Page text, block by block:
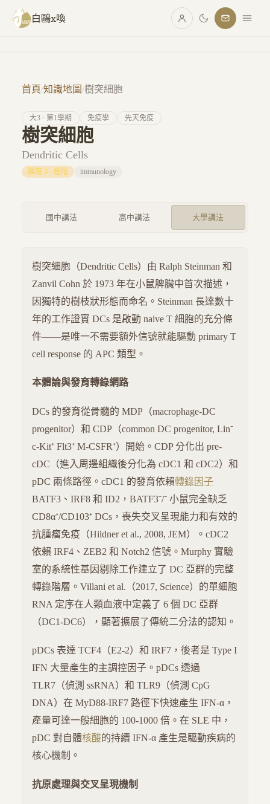
跳至主要內容
白鷗x喚
首頁/知識地圖/樹突細胞
大3 · 第1學期 免疫學 先天免疫
樹突細胞
Dendritic Cells
難度 3 · 進階 immunology
國中講法 高中講法 大學講法
樹突細胞（Dendritic Cells）由 Ralph Steinman 和
Zanvil Cohn 於 1973 年在小鼠脾臟中首次描述，
因獨特的樹枝狀形態而命名。Steinman 長達數十
年的工作證實 DCs 是啟動 naive T 細胞的充分條
件——是唯一不需要額外信號就能驅動 primary T
cell response 的 APC 類型。
本體論與發育轉錄網路
DCs 的發育從骨髓的 MDP（macrophage-DC
progenitor）和 CDP（common DC progenitor, Lin⁻
c-Kit⁺ Flt3⁺ M-CSFR⁺）開始。CDP 分化出 pre-
cDC（進入周邊組織後分化為 cDC1 和 cDC2）和
pDC 兩條路徑。cDC1 的發育依賴轉錄因子
BATF3、IRF8 和 ID2，BATF3⁻/⁻ 小鼠完全缺乏
CD8α⁺/CD103⁺ DCs，喪失交叉呈現能力和有效的
抗腫瘤免疫（Hildner et al., 2008, JEM）。cDC2
依賴 IRF4、ZEB2 和 Notch2 信號。Murphy 實驗
室的系統性基因剔除工作建立了 DC 亞群的完整
轉錄階層。Villani et al.（2017, Science）的單細胞
RNA 定序在人類血液中定義了 6 個 DC 亞群
（DC1-DC6），顯著擴展了傳統二分法的認知。
pDCs 表達 TCF4（E2-2）和 IRF7，後者是 Type I
IFN 大量產生的主調控因子。pDCs 透過
TLR7（偵測 ssRNA）和 TLR9（偵測 CpG
DNA）在 MyD88-IRF7 路徑下快速產生 IFN-α，
產量可達一般細胞的 100-1000 倍。在 SLE 中，
pDC 對自體核酸的持續 IFN-α 產生是驅動疾病的
核心機制。
抗原處理與交叉呈現機制